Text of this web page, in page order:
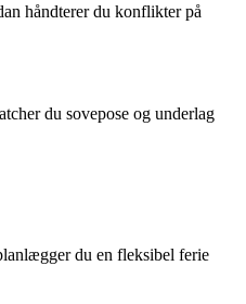
håndterer du konflikter på
du sovepose og underlag
du en fleksibel ferie